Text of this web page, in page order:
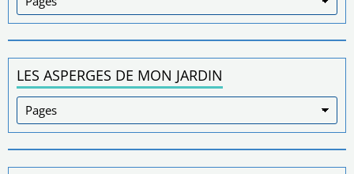
LES ASPERGES DE MON JARDIN